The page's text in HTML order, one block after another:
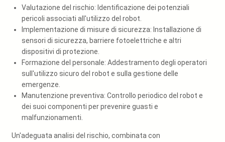
Valutazione del rischio: Identificazione dei potenziali
pericoli associati all'utilizzo del robot.
Implementazione di misure di sicurezza: Installazione di
sensori di sicurezza, barriere fotoelettriche e altri
dispositivi di protezione.
Formazione del personale: Addestramento degli operatori
sull'utilizzo sicuro del robot e sulla gestione delle
emergenze.
Manutenzione preventiva: Controllo periodico del robot e
dei suoi componenti per prevenire guasti e
malfunzionamenti.
Un'adeguata analisi del rischio, combinata con